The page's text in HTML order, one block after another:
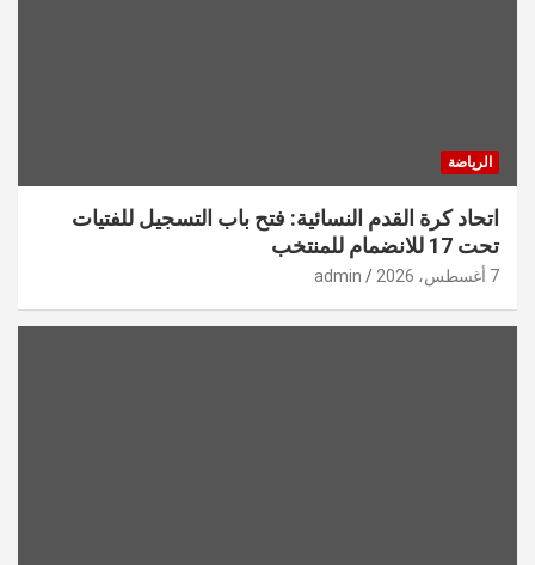
الرياضة
اتحاد كرة القدم النسائية: فتح باب التسجيل للفتيات
تحت 17 للانضمام للمنتخب
7 أغسطس، 2026 admin